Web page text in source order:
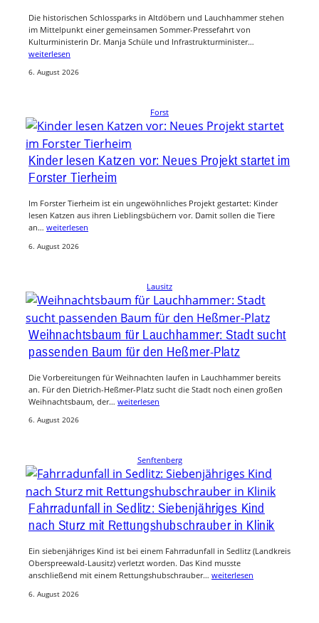
Die historischen Schlossparks in Altdöbern und Lauchhammer stehen
im Mittelpunkt einer gemeinsamen Sommer-Pressefahrt von
Kulturministerin Dr. Manja Schüle und Infrastrukturminister…
weiterlesen
6. August 2026
Forst
Kinder lesen Katzen vor: Neues Projekt startet im
Forster Tierheim
Im Forster Tierheim ist ein ungewöhnliches Projekt gestartet: Kinder
lesen Katzen aus ihren Lieblingsbüchern vor. Damit sollen die Tiere
an… weiterlesen
6. August 2026
Lausitz
Weihnachtsbaum für Lauchhammer: Stadt sucht
passenden Baum für den Heßmer-Platz
Die Vorbereitungen für Weihnachten laufen in Lauchhammer bereits
an. Für den Dietrich-Heßmer-Platz sucht die Stadt noch einen großen
Weihnachtsbaum, der… weiterlesen
6. August 2026
Senftenberg
Fahrradunfall in Sedlitz: Siebenjähriges Kind
nach Sturz mit Rettungshubschrauber in Klinik
Ein siebenjähriges Kind ist bei einem Fahrradunfall in Sedlitz (Landkreis
Oberspreewald-Lausitz) verletzt worden. Das Kind musste
anschließend mit einem Rettungshubschrauber… weiterlesen
6. August 2026